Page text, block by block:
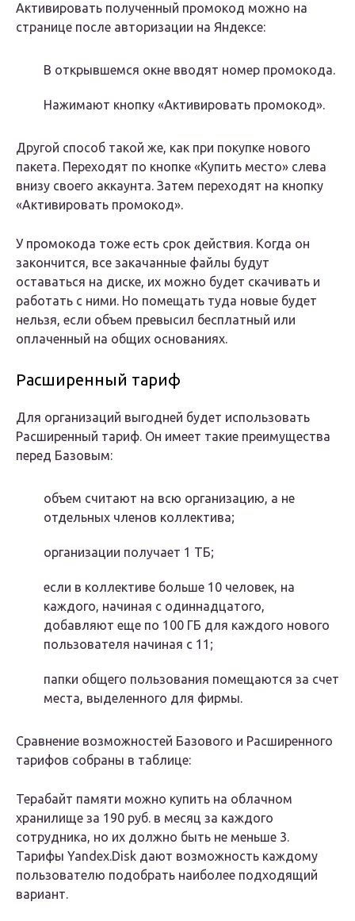
Активировать полученный промокод можно на
странице после авторизации на Яндексе:
В открывшемся окне вводят номер промокода.
Нажимают кнопку «Активировать промокод».
Другой способ такой же, как при покупке нового
пакета. Переходят по кнопке «Купить место» слева
внизу своего аккаунта. Затем переходят на кнопку
«Активировать промокод».
У промокода тоже есть срок действия. Когда он
закончится, все закачанные файлы будут
оставаться на диске, их можно будет скачивать и
работать с ними. Но помещать туда новые будет
нельзя, если объем превысил бесплатный или
оплаченный на общих основаниях.
Расширенный тариф
Для организаций выгодней будет использовать
Расширенный тариф. Он имеет такие преимущества
перед Базовым:
объем считают на всю организацию, а не
отдельных членов коллектива;
организации получает 1 ТБ;
если в коллективе больше 10 человек, на
каждого, начиная с одиннадцатого,
добавляют еще по 100 ГБ для каждого нового
пользователя начиная с 11;
папки общего пользования помещаются за счет
места, выделенного для фирмы.
Сравнение возможностей Базового и Расширенного
тарифов собраны в таблице:
Терабайт памяти можно купить на облачном
хранилище за 190 руб. в месяц за каждого
сотрудника, но их должно быть не меньше 3.
Тарифы Yandex.Disk дают возможность каждому
пользователю подобрать наиболее подходящий
вариант.